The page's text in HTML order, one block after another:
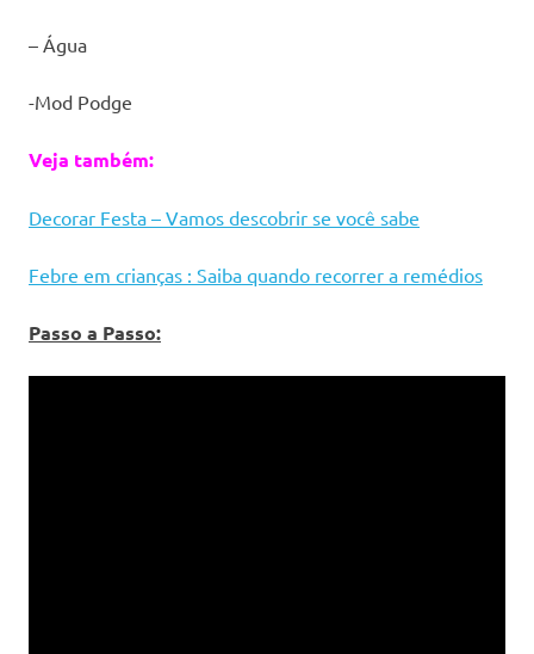
– Água
-Mod Podge
Veja também:
Decorar Festa – Vamos descobrir se você sabe
Febre em crianças : Saiba quando recorrer a remédios
Passo a Passo: